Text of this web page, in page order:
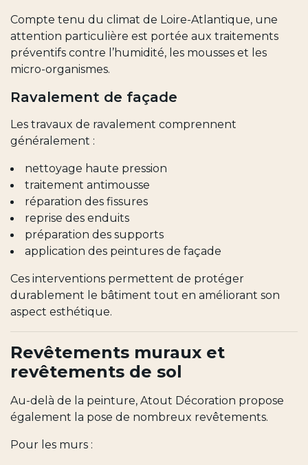
Compte tenu du climat de Loire-Atlantique, une
attention particulière est portée aux traitements
préventifs contre l’humidité, les mousses et les
micro-organismes.
Ravalement de façade
Les travaux de ravalement comprennent
généralement :
nettoyage haute pression
traitement antimousse
réparation des fissures
reprise des enduits
préparation des supports
application des peintures de façade
Ces interventions permettent de protéger
durablement le bâtiment tout en améliorant son
aspect esthétique.
Revêtements muraux et
revêtements de sol
Au-delà de la peinture, Atout Décoration propose
également la pose de nombreux revêtements.
Pour les murs :